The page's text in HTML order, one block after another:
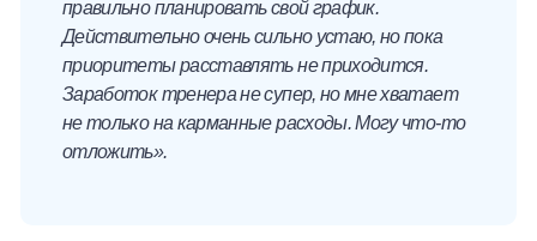
правильно планировать свой график.
Действительно очень сильно устаю, но пока
приоритеты расставлять не приходится.
Заработок тренера не супер, но мне хватает
не только на карманные расходы. Могу что-то
отложить».